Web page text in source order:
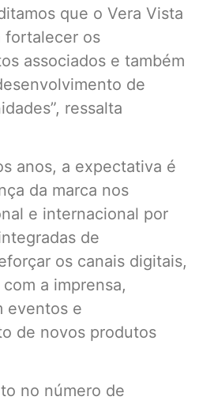
que o Vera Vista
fortalecer os
associados e também
de
ressalta
anos, a expectativa é
da marca nos
e internacional por
de
os canais digitais,
a imprensa,
eventos e
de novos produtos
no número de